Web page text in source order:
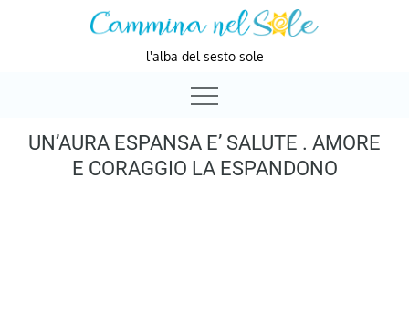
l'alba del sesto sole
UN’AURA ESPANSA E’ SALUTE . AMORE
E CORAGGIO LA ESPANDONO